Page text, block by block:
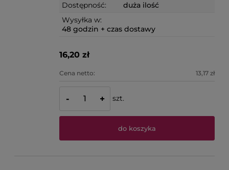
Dostępność:
duża ilość
Wysyłka w:
48 godzin + czas dostawy
16,20 zł
Cena netto: 13,17 zł
- + szt.
do koszyka